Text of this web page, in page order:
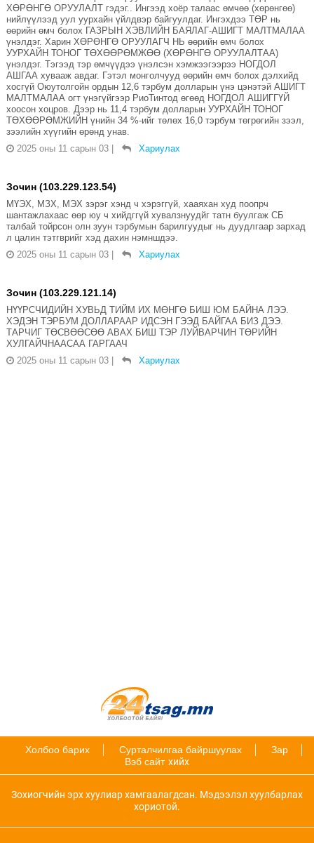
ХӨРӨНГӨ ОРУУЛАЛТ гэдэг.. Ингээд хоёр талаас өмчөө (хөрөнгөө)
нийлүүлээд уул уурхайн үйлдвэр байгуулдаг. Ингэхдээ ТӨР нь
өөрийн өмч болох ГАЗРЫН ХЭВЛИЙН БАЯЛАГ-АШИГТ МАЛТМАЛАА
үнэлдэг. Харин ХӨРӨНГӨ ОРУУЛАГЧ НЬ өөрийн өмч болох
УУРХАЙН ТОНОГ ТӨХӨӨРӨМЖӨӨ (ХӨРӨНГӨ ОРУУЛАЛТАА)
үнэлдэг. Тэгээд тэр өмчүүдээ үнэлсэн хэмжээгээрээ НОГДОЛ
АШГАА хувааж авдаг. Гэтэл монголчууд өөрийн өмч болох дэлхийд
хосгүй Оюутолгойн ордын 12,6 тэрбум долларын үнэ цэнэтэй АШИГТ
МАЛТМАЛАА огт үнэгүйгээр РиоТинтод өгөөд НОГДОЛ АШИГГҮЙ
хоосон хоцров. Дээр нь 11,4 тэрбум долларын УУРХАЙН ТОНОГ
ТӨХӨӨРӨМЖИЙН үнийн 34 %-ийг төлөх 16,0 тэрбум төгрөгийн зээл,
зээлийн хүүгийн өрөнд унав.
2025 оны 11 сарын 03
Хариулах
Зочин (103.229.123.54)
МҮЭХ, МЗХ, МЭХ зэрэг хэнд ч хэрэггүй, хааяхан худ поопрч
шантажлахаас өөр юу ч хийдггүй хувалзнуудйг татн буулгаж СБ
талбай тойрсон олн зуун тэрбумын барилгуудыг нь дуудлгаар зархад
л цалин тэтгврийг хэд дахин нэмншдээ.
2025 оны 11 сарын 03
Хариулах
Зочин (103.229.121.14)
НҮҮРСЧИДИЙН ХУВЬД ТИЙМ ИХ МӨНГӨ БИШ ЮМ БАЙНА ЛЭЭ.
ХЭДЭН ТЭРБУМ ДОЛЛАРААР ИДСЭН ГЭЭД БАЙГАА БИЗ ДЭЭ.
ТАРЧИГ ТӨСВӨӨСӨӨ АВАХ БИШ ТЭР ЛУЙВАРЧИН ТӨРИЙН
ХУЛГАЙЧНААСАА ГАРГААЧ
2025 оны 11 сарын 03
Хариулах
Холбоо барих Сурталчилгаа байршуулах
Зар
Вэб сайт хийх
Зохиогчийн эрх хуулиар хамгаалагдсан. Мэдээлэл хуулбарлах
хориотой.